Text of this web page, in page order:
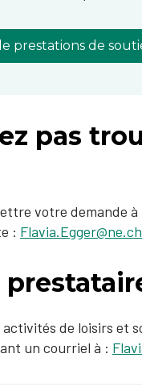
prestations de
pas
votre demande
: Flavia.Egger@ne.ch
activités de loisirs et
un courriel à :